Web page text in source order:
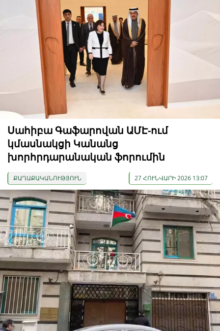
Սահիբա Գաֆարովան ԱՄԷ-ում
կմասնակցի Կանանց
խորհրդարանական ֆորումին
ՔԱՂԱՔԱԿԱՆՈՒԹՅՈՒՆ 27 ՀՈՒՆՎԱՐԻ 2026 13:07